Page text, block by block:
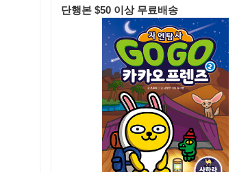
단행본 $50 이상 무료배송